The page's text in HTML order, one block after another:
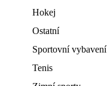
Hokej
Ostatní
Sportovní vybavení
Tenis